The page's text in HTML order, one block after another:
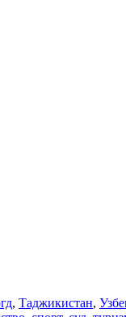
, Таджикистан,